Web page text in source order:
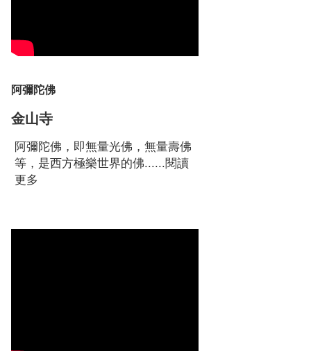
阿彌陀佛
金山寺
阿彌陀佛，即無量光佛，無量壽佛
等，是西方極樂世界的佛......閱讀
更多